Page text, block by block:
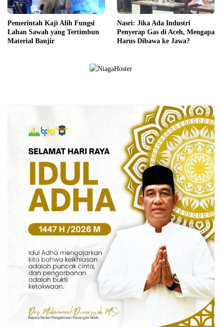
Pemerintah Kaji Alih Fungsi
Lahan Sawah yang Tertimbun
Material Banjir
Nasri: Jika Ada Industri
Penyerap Gas di Aceh, Mengapa
Harus Dibawa ke Jawa?